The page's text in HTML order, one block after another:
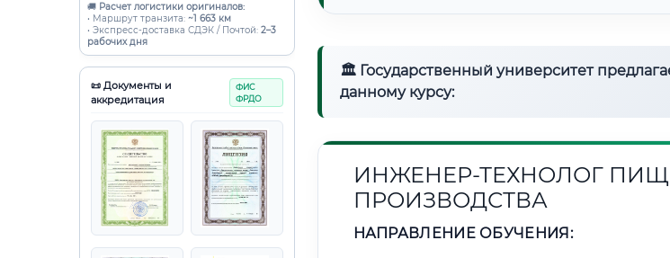
🚚 Расчет логистики оригиналов:
• Маршрут транзита: ~1 663 км
• Экспресс-доставка СДЭК / Почтой: 2–3
рабочих дня
📜 Документы и
аккредитация
ФИС
ФРДО
🏛 Государственный университет
данному курсу:
ИНЖЕНЕР-ТЕХНОЛОГ
ПРОИЗВОДСТВА
НАПРАВЛЕНИЕ ОБУЧЕНИЯ: